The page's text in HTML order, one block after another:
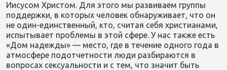
Иисусом Христом. Для этого мы развиваем группы
поддержки, в которых человек обнаруживает, что он
не один-единственный, кто, считая себя христианами,
испытывает проблемы в этой сфере. У нас также есть
«Дом надежды» — место, где в течение одного года в
атмосфере подотчетности люди разбираются в
вопросах сексуальности и с тем, что значит быть